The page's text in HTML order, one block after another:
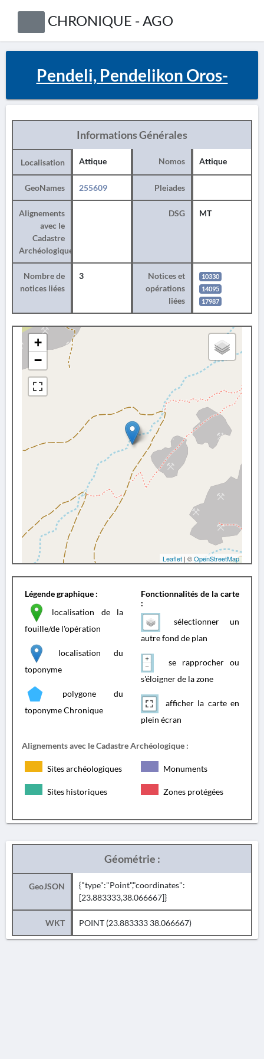
CHRONIQUE - AGO
Pendeli, Pendelikon Oros-
Informations Générales
Localisation Attique Nomos Attique
GeoNames 255609 Pleiades
Alignements
avec le
Cadastre
Archéologique
DSG MT
Nombre de
notices liées
3
Notices et
opérations
liées
10330
14095
17987
+
−
Leaflet | ©OpenStreetMap
Légende graphique :
localisation de la
fouille/de l'opération
localisation du
toponyme
polygone du
toponyme Chronique
Fonctionnalités de la carte
:
sélectionner un
autre fond de plan
se rapprocher ou
s'éloigner de la zone
afficher la carte en
plein écran
Alignements avec le Cadastre Archéologique :
Sites archéologiques Monuments
Sites historiques Zones protégées
Géométrie :
GeoJSON
{"type":"Point","coordinates":
[23.883333,38.066667]}
WKT POINT (23.883333 38.066667)